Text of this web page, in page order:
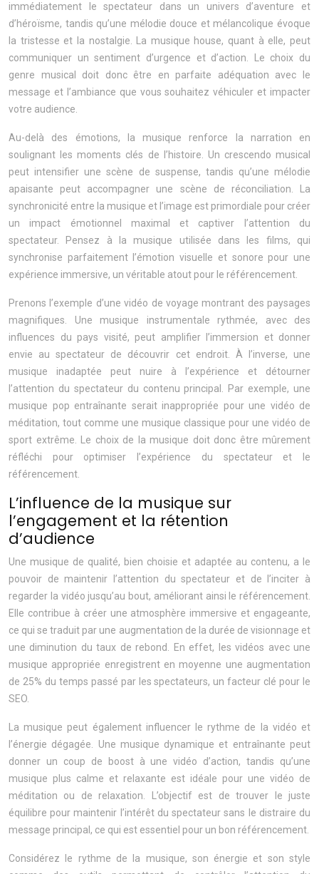
immédiatement le spectateur dans un univers d’aventure et
d’héroïsme, tandis qu’une mélodie douce et mélancolique évoque
la tristesse et la nostalgie. La musique house, quant à elle, peut
communiquer un sentiment d’urgence et d’action. Le choix du
genre musical doit donc être en parfaite adéquation avec le
message et l’ambiance que vous souhaitez véhiculer et impacter
votre audience.
Au-delà des émotions, la musique renforce la narration en
soulignant les moments clés de l’histoire. Un crescendo musical
peut intensifier une scène de suspense, tandis qu’une mélodie
apaisante peut accompagner une scène de réconciliation. La
synchronicité entre la musique et l’image est primordiale pour créer
un impact émotionnel maximal et captiver l’attention du
spectateur. Pensez à la musique utilisée dans les films, qui
synchronise parfaitement l’émotion visuelle et sonore pour une
expérience immersive, un véritable atout pour le référencement.
Prenons l’exemple d’une vidéo de voyage montrant des paysages
magnifiques. Une musique instrumentale rythmée, avec des
influences du pays visité, peut amplifier l’immersion et donner
envie au spectateur de découvrir cet endroit. À l’inverse, une
musique inadaptée peut nuire à l’expérience et détourner
l’attention du spectateur du contenu principal. Par exemple, une
musique pop entraînante serait inappropriée pour une vidéo de
méditation, tout comme une musique classique pour une vidéo de
sport extrême. Le choix de la musique doit donc être mûrement
réfléchi pour optimiser l’expérience du spectateur et le
référencement.
L’influence de la musique sur
l’engagement et la rétention
d’audience
Une musique de qualité, bien choisie et adaptée au contenu, a le
pouvoir de maintenir l’attention du spectateur et de l’inciter à
regarder la vidéo jusqu’au bout, améliorant ainsi le référencement.
Elle contribue à créer une atmosphère immersive et engageante,
ce qui se traduit par une augmentation de la durée de visionnage et
une diminution du taux de rebond. En effet, les vidéos avec une
musique appropriée enregistrent en moyenne une augmentation
de 25% du temps passé par les spectateurs, un facteur clé pour le
SEO.
La musique peut également influencer le rythme de la vidéo et
l’énergie dégagée. Une musique dynamique et entraînante peut
donner un coup de boost à une vidéo d’action, tandis qu’une
musique plus calme et relaxante est idéale pour une vidéo de
méditation ou de relaxation. L’objectif est de trouver le juste
équilibre pour maintenir l’intérêt du spectateur sans le distraire du
message principal, ce qui est essentiel pour un bon référencement.
Considérez le rythme de la musique, son énergie et son style